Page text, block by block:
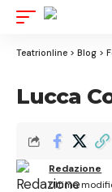
Teatrionline > Blog >
Lucca
Ultima
Redazione